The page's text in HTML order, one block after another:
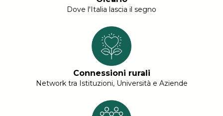
Dove l'Italia lascia il segno
Connessioni rurali
Network tra Istituzioni, Università e Aziende